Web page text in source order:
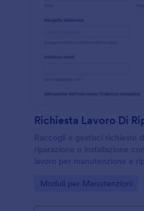
Raccogli e gestisci richieste
riparazione o installazione
lavoro per manutenzione e
che devono organizzare
Go to Category:
Moduli per Manutenzioni